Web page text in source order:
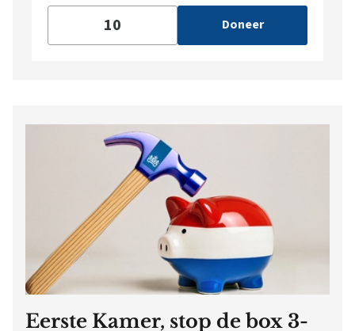
Doneer
Eerste Kamer, stop de box 3-